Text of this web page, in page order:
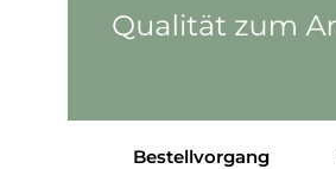
Bestellvorgang